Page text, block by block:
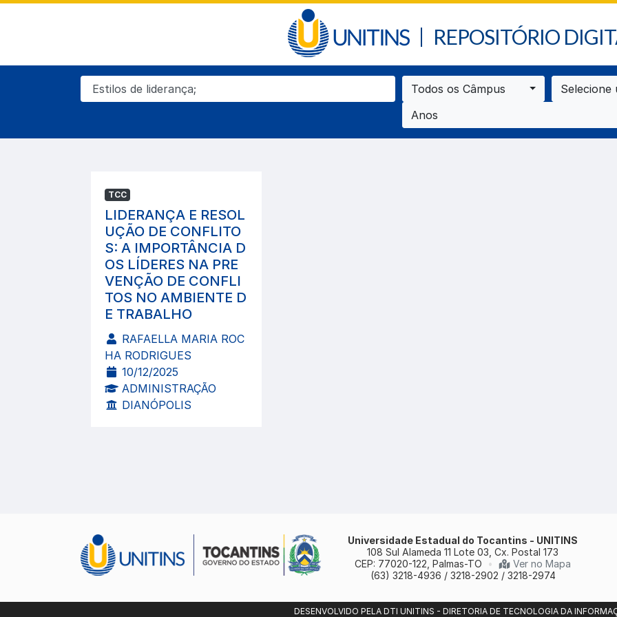
REPOSITÓRIO
Todos os Câmpus
Selecione
Anos
TCC
LIDERANÇA E RESOL
UÇÃO DE CONFLITO
S: A IMPORTÂNCIA D
OS LÍDERES NA PRE
VENÇÃO DE CONFLI
TOS NO AMBIENTE D
E TRABALHO
RAFAELLA MARIA ROC
HA RODRIGUES
10/12/2025
ADMINISTRAÇÃO
DIANÓPOLIS
Universidade Estadual do Tocantins - UNITINS
108 Sul Alameda 11 Lote 03, Cx. Postal 173
CEP: 77020-122, Palmas-TO
•
Ver no Mapa
(63) 3218-4936 / 3218-2902 / 3218-2974
DESENVOLVIDO PELA DTI UNITINS - DIRETORIA DE TECNOLOGIA DA